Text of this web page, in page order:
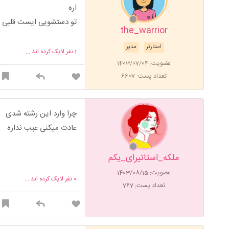
the_warrior
مدیر استارتر
عضویت: 1403/07/04
تعداد پست: 6607
اره
تو دستشویی ایست قلبی
1نفر لایک کرده اند ...
ملکه_استاتیرای_یکم
عضویت: 1403/08/15
تعداد پست: 767
چرا وارد این رشته شدی
عادت میکنی عیب نداره
0 نفر لایک کرده اند ...